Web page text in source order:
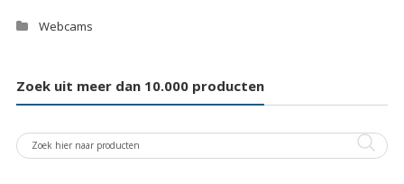
Webcams
Zoek uit meer dan 10.000 producten